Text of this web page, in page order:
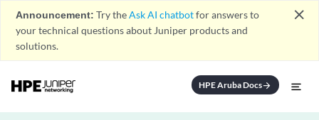
Announcement: Try theAsk AI chatbotfor answers to
your technical questions about Juniper products and
solutions.
close
HPE Aruba Docsarrow_forward